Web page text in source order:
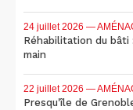
24 juillet 2026 —
Réhabilitation du
main
22 juillet 2026 —
Presqu'île de